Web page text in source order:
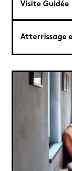
Visite Guidée
Atterrissage